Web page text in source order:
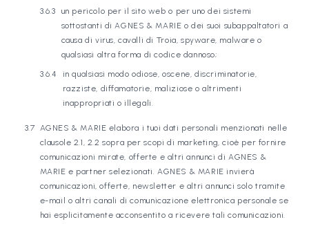
un pericolo per il sito web o per uno dei sistemi
sottostanti di AGNES & MARIE o dei suoi subappaltatori a
causa di virus, cavalli di Troia, spyware, malware o
qualsiasi altra forma di codice dannoso;
in qualsiasi modo odiose, oscene, discriminatorie,
razziste, diffamatorie, maliziose o altrimenti
inappropriati o illegali.
AGNES & MARIE elabora i tuoi dati personali menzionati nelle
clausole 2.1, 2.2 sopra per scopi di marketing, cioè per fornire
comunicazioni mirate, offerte e altri annunci di AGNES &
MARIE e partner selezionati. AGNES & MARIE invierà
comunicazioni, offerte, newsletter e altri annunci solo tramite
e-mail o altri canali di comunicazione elettronica personale se
hai esplicitamente acconsentito a ricevere tali comunicazioni.